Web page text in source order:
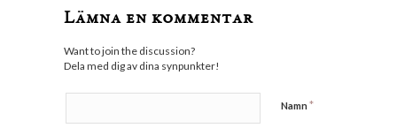
Lämna en kommentar
Want to join the discussion?
Dela med dig av dina synpunkter!
Namn *